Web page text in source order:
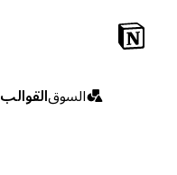
السوقالقوالب